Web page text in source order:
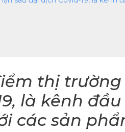
thị
là kênh
các sản